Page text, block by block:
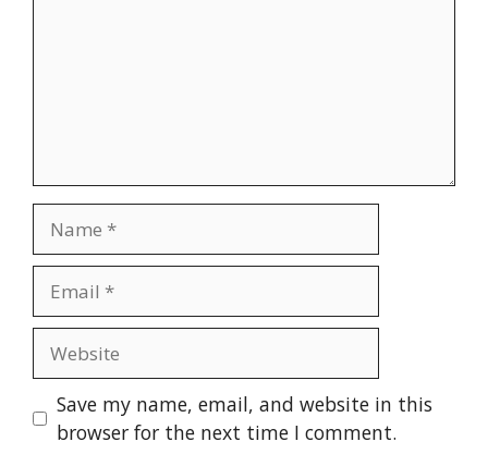
Name
Email
Website
Save my name, email, and website in this
browser for the next time I comment.